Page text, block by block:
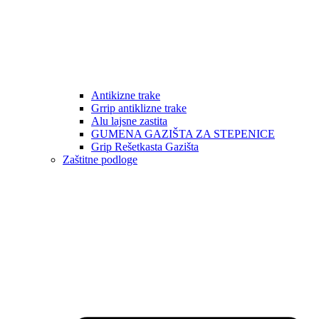
Antikizne trake
Grrip antiklizne trake
Alu lajsne zastita
GUMENA GAZIŠTA ZA STEPENICE
Grip Rešetkasta Gazišta
Zaštitne podloge